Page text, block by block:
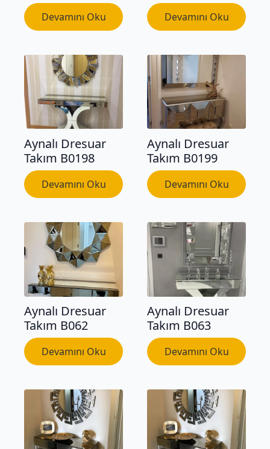
Devamını Oku Devamını Oku
Aynalı Dresuar
Takım B0198
Devamını Oku
Aynalı Dresuar
Takım B0199
Devamını Oku
Aynalı Dresuar
Takım B062
Devamını Oku
Aynalı Dresuar
Takım B063
Devamını Oku